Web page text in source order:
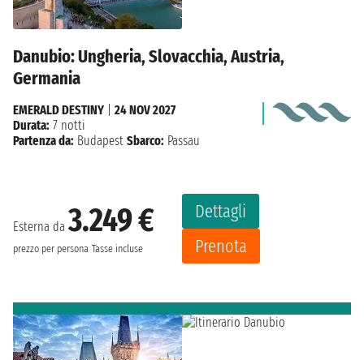
Danubio: Ungheria, Slovacchia, Austria,
Germania
Esterna da3.249 €
prezzo per persona Tasse incluse
Dettagli
Prenota
EMERALD DESTINY
24 NOV 2027
Durata: 7 notti
Partenza da: Budapest Sbarco: Passau